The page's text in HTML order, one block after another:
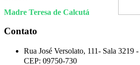
Madre Teresa de Calcutá
Contato
Rua José Versolato, 111- Sala 3219 -
CEP: 09750-730